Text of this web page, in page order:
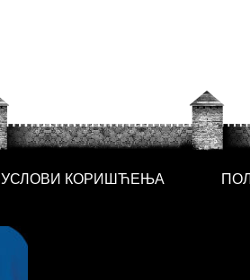
УСЛОВИ КОРИШЋЕЊА